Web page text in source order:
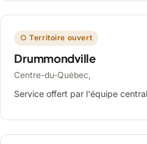
○ Territoire ouvert
Drummondville
Centre-du-Québec,
Service offert par l'équipe